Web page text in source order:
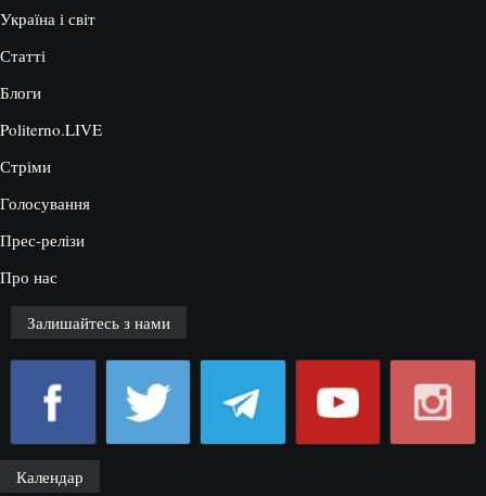
Україна і світ
Статті
Блоги
Politerno.LIVE
Стріми
Голосування
Прес-релізи
Про нас
Залишайтесь з нами
Календар